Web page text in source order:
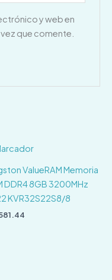
y web en
que comente.
ValueRAM Memoria
DDR4 8GB 3200MHz
KVR32S22S8/8